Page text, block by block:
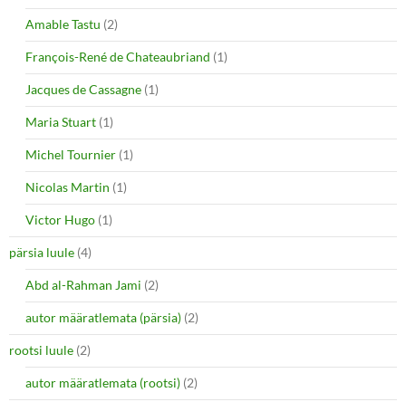
Amable Tastu (2)
François-René de Chateaubriand (1)
Jacques de Cassagne (1)
Maria Stuart (1)
Michel Tournier (1)
Nicolas Martin (1)
Victor Hugo (1)
pärsia luule (4)
Abd al-Rahman Jami (2)
autor määratlemata (pärsia) (2)
rootsi luule (2)
autor määratlemata (rootsi) (2)